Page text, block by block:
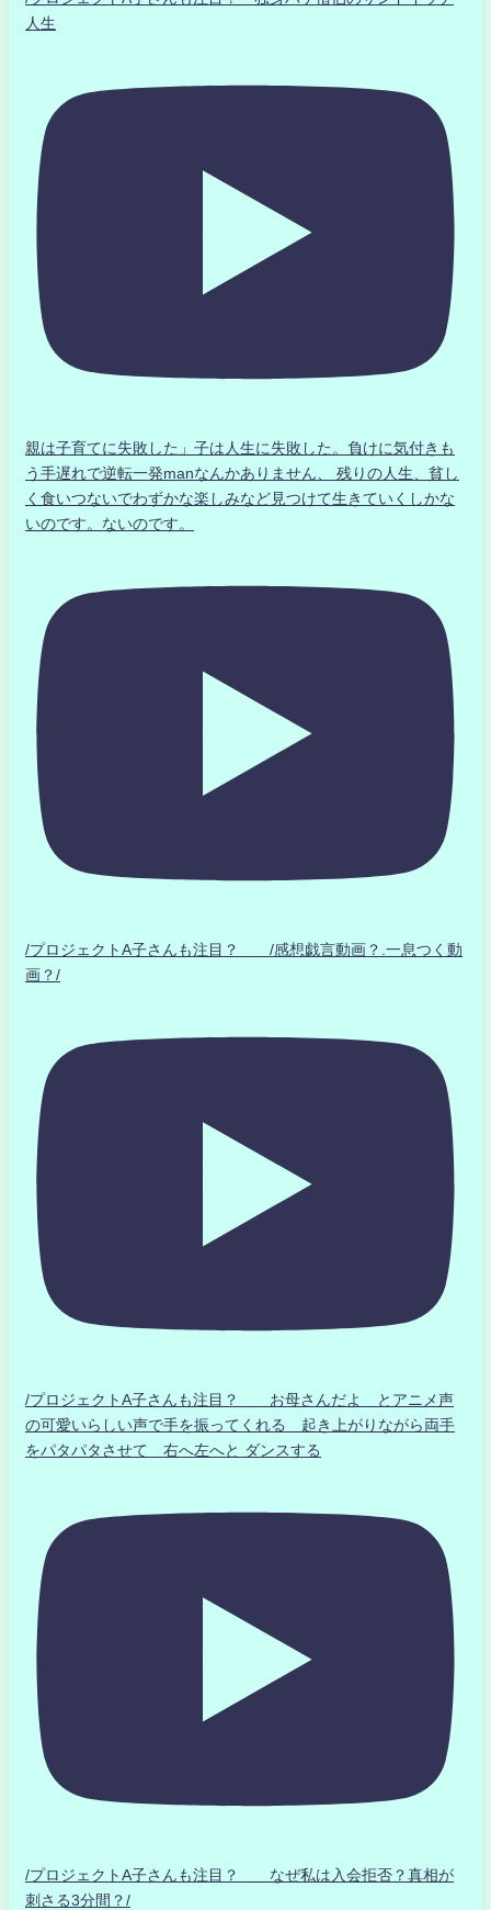
人生
親は子育てに失敗した」子は人生に失敗した。負けに気付きも
う手遅れで逆転一発manなんかありません、 残りの人生、貧し
く食いつないでわずかな楽しみなど見つけて生きていくしかな
いのです。ないのです。
/プロジェクトA子さんも注目？ /感想戯言動画？.一息つく動
画？/
/プロジェクトA子さんも注目？ お母さんだよ とアニメ声
の可愛いらしい声で手を振ってくれる 起き上がりながら両手
をパタパタさせて 右へ左へと ダンスする
/プロジェクトA子さんも注目？ なぜ私は入会拒否？真相が
刺さる3分間？/